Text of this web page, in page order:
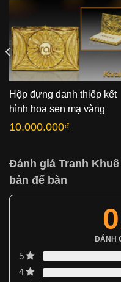
Hộp đựng danh thiếp kết
hình hoa sen mạ vàng
10.000.000₫
Đánh giá Tranh
bản để bàn
ĐÁNH
5
4